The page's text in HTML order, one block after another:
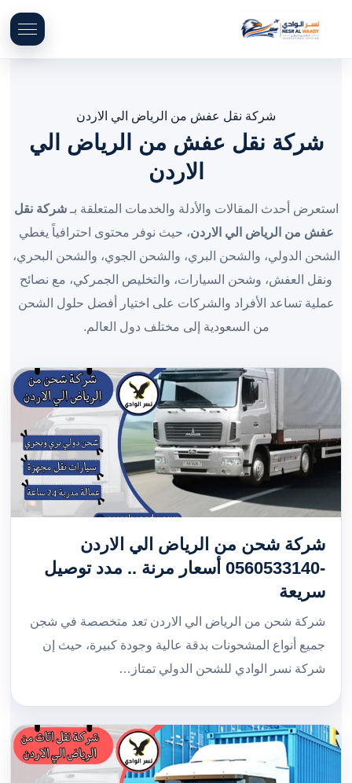
شركة نقل عفش من الرياض الي الاردن
شركة نقل عفش من الرياض الي
الاردن
استعرض أحدث المقالات والأدلة والخدمات المتعلقة بـشركة نقل
عفش من الرياض الي الاردن، حيث نوفر محتوى احترافياً يغطي
الشحن الدولي، والشحن البري، والشحن الجوي، والشحن البحري،
ونقل العفش، وشحن السيارات، والتخليص الجمركي، مع نصائح
عملية تساعد الأفراد والشركات على اختيار أفضل حلول الشحن
من السعودية إلى مختلف دول العالم.
شركة شحن من الرياض الي الاردن
-0560533140 أسعار مرنة .. مدد توصيل
سريعة
شركة شحن من الرياض الي الاردن تعد متخصصة في شجن
جميع أنواع المشحونات بدقة عالية وجودة كبيرة، حيث إن
شركة نسر الوادي للشحن الدولي تمتاز…